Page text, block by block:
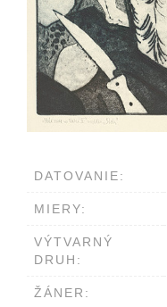
DATOVANIE:
MIERY:
VÝTVARNÝ
DRUH:
ŽÁNER: